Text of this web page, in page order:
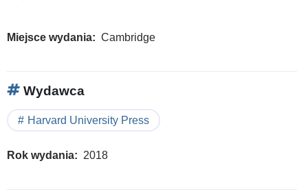
Miejsce wydania Cambridge
Wydawca
Harvard University Press
Rok wydania 2018